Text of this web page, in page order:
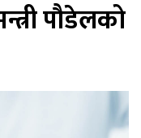
पौडेलको